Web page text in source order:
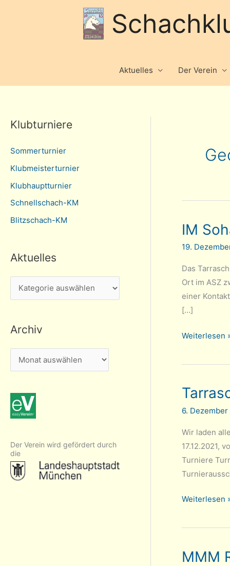
Aktuelles Der Verein
Klubturniere
Sommerturnier
Klubmeisterturnier
Klubhauptturnier
Schnellschach-KM
Blitzschach-KM
Aktuelles
k
u
e
s
Archiv
r
h
i
Der Verein wird gefördert durch
die
IM
19.
Das
Ort im ASZ
einer
[…]
IM
Das
Tarrasch-
Weiterlesen
6. Dezember
Wir laden
17.12.2021,
Turniere
Tarrasch-
Weiterlesen
MMM